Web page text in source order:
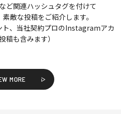
ど関連ハッシュタグを付けて
敵な投稿をご紹介します。
ト、当社契約プロのInstagramアカ
稿も含みます）
MORE